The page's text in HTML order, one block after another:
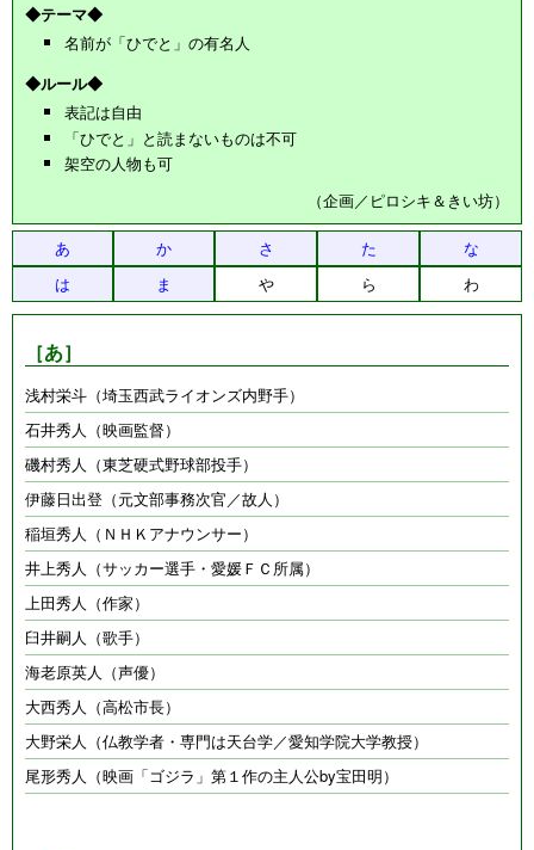
◆テーマ◆
名前が「ひでと」の有名人
◆ルール◆
表記は自由
「ひでと」と読まないものは不可
架空の人物も可
（企画／ピロシキ＆きい坊）
あ か さ た
な
は
ま や ら わ
［あ］
浅村栄斗（埼玉西武ライオンズ内野手）
石井秀人（映画監督）
磯村秀人（東芝硬式野球部投手）
伊藤日出登（元文部事務次官／故人）
稲垣秀人（ＮＨＫアナウンサー）
井上秀人（サッカー選手・愛媛ＦＣ所属）
上田秀人（作家）
臼井嗣人（歌手）
海老原英人（声優）
大西秀人（高松市長）
大野栄人（仏教学者・専門は天台学／愛知学院大学教授）
尾形秀人（映画「ゴジラ」第１作の主人公by宝田明）